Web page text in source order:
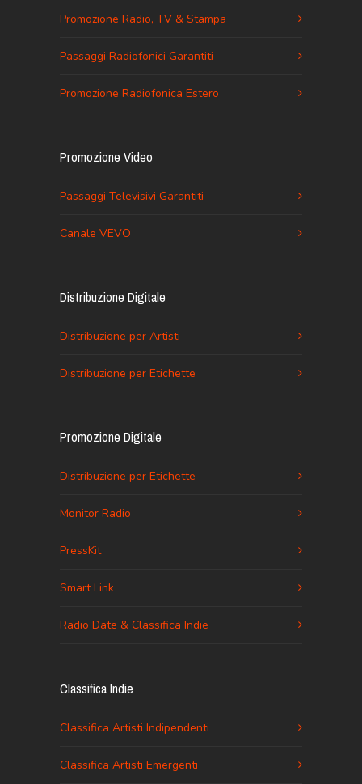
Promozione Radio, TV & Stampa
Passaggi Radiofonici Garantiti
Promozione Radiofonica Estero
Promozione Video
Passaggi Televisivi Garantiti
Canale VEVO
Distribuzione Digitale
Distribuzione per Artisti
Distribuzione per Etichette
Promozione Digitale
Distribuzione per Etichette
Monitor Radio
PressKit
Smart Link
Radio Date & Classifica Indie
Classifica Indie
Classifica Artisti Indipendenti
Classifica Artisti Emergenti